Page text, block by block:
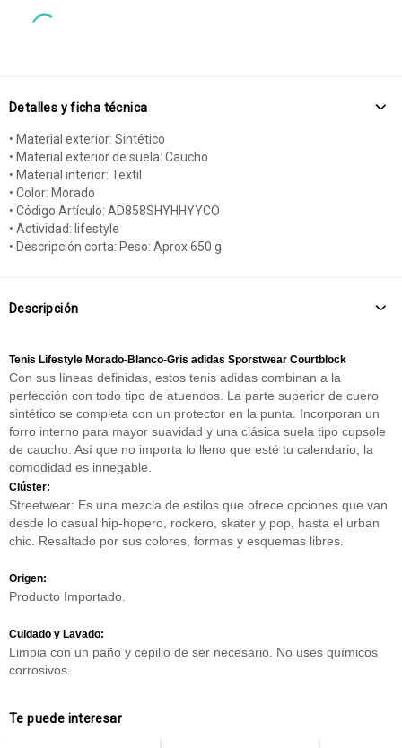
Detalles y ficha técnica
• Material exterior: Sintético
• Material exterior de suela: Caucho
• Material interior: Textil
• Color: Morado
• Código Artículo: AD858SHYHHYYCO
• Actividad: lifestyle
• Descripción corta: Peso: Aprox 650 g
Descripción
Tenis Lifestyle Morado-Blanco-Gris adidas Sporstwear Courtblock
Con sus líneas definidas, estos tenis adidas combinan a la
perfección con todo tipo de atuendos. La parte superior de cuero
sintético se completa con un protector en la punta. Incorporan un
forro interno para mayor suavidad y una clásica suela tipo cupsole
de caucho. Así que no importa lo lleno que esté tu calendario, la
comodidad es innegable.
Clúster:
Streetwear: Es una mezcla de estilos que ofrece opciones que van
desde lo casual hip-hopero, rockero, skater y pop, hasta el urban
chic. Resaltado por sus colores, formas y esquemas libres.
Origen:
Producto Importado.
Cuidado y Lavado:
Limpia con un paño y cepillo de ser necesario. No uses químicos
corrosivos.
Te puede interesar